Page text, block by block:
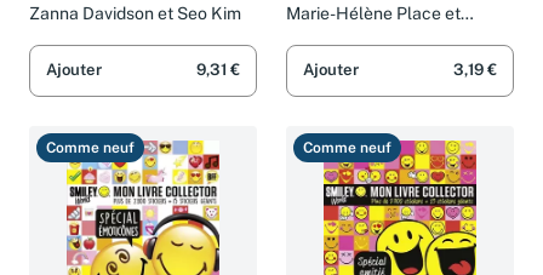
Zanna Davidson et Seo Kim
Ajouter 9,31 €
pédagogie Montessori
Marie-Hélène Place et
Ajouter 3,19 €
Comme neuf Comme neuf